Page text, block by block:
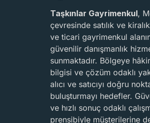
Taşkınlar Gayrimenkul,
çevresinde satılık ve
ve ticari gayrimenkul
güvenilir danışmanlık
sunmaktadır. Bölgeye
bilgisi ve çözüm odaklı
alıcı ve satıcıyı doğru
buluşturmayı hedefler.
ve hızlı sonuç odaklı
prensibiyle müşterilerine